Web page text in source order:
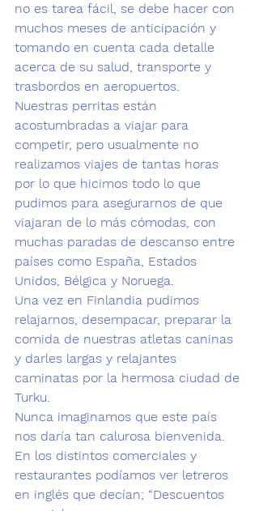
no es tarea fácil, se debe hacer con
muchos meses de anticipación y
tomando en cuenta cada detalle
acerca de su salud, transporte y
trasbordos en aeropuertos.
Nuestras perritas están
acostumbradas a viajar para
competir, pero usualmente no
realizamos viajes de tantas horas
por lo que hicimos todo lo que
pudimos para asegurarnos de que
viajaran de lo más cómodas, con
muchas paradas de descanso entre
países como España, Estados
Unidos, Bélgica y Noruega.
Una vez en Finlandia pudimos
relajarnos, desempacar, preparar la
comida de nuestras atletas caninas
y darles largas y relajantes
caminatas por la hermosa ciudad de
Turku.
Nunca imaginamos que este país
nos daría tan calurosa bienvenida.
En los distintos comerciales y
restaurantes podíamos ver letreros
en inglés que decían; “Descuentos